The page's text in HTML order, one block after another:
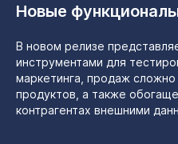
Новые
В новом релизе
инструментами для
маркетинга, продаж
продуктов, а также
контрагентах внешними